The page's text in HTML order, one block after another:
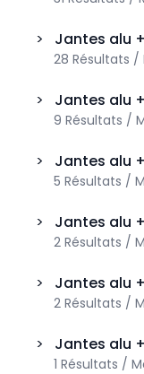
> Jantes alu
28 Résultats /
> Jantes alu
9 Résultats /
> Jantes alu
5 Résultats /
> Jantes alu
2 Résultats /
> Jantes alu
2 Résultats /
> Jantes alu
1 Résultats /